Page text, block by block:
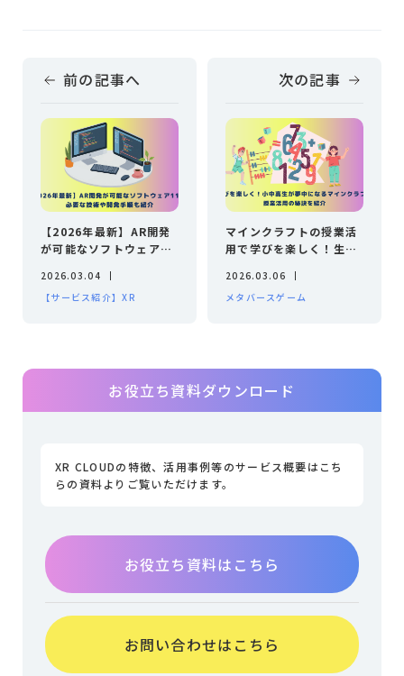
前の記事へ
【2026年最新】AR開発
が可能なソフトウェア11
順も紹介
2026.03.04
【サービス紹介】XR
次の記事
マインクラフトの授業活
用で学びを楽しく！生徒
介
2026.03.06
メタバースゲーム
お役立ち資料ダウンロード
XR CLOUDの特徴、活用事例等のサービス概要はこち
らの資料よりご覧いただけます。
お役立ち資料はこちら
お問い合わせはこちら